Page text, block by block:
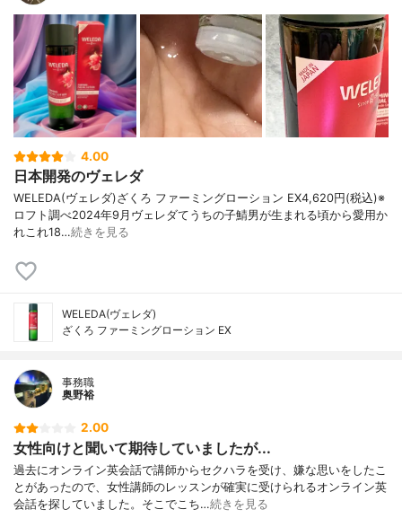
4.00
日本開発のヴェレダ
WELEDA(ヴェレダ)ざくろ ファーミングローション EX4,620円(税込)※
ロフト調べ2024年9月ヴェレダてうちの子鯖男が生まれる頃から愛用か
れこれ18…続きを見る
WELEDA(ヴェレダ)
ざくろ ファーミングローション EX
事務職
奥野裕
2.00
女性向けと聞いて期待していましたが...
過去にオンライン英会話で講師からセクハラを受け、嫌な思いをしたこ
とがあったので、女性講師のレッスンが確実に受けられるオンライン英
会話を探していました。そこでこち…続きを見る